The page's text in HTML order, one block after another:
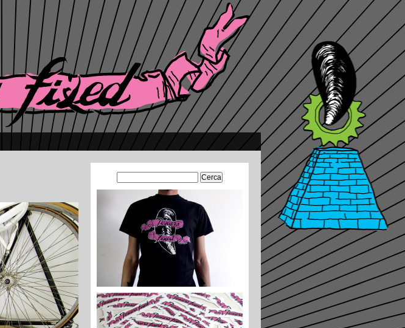
Ricerca
per: